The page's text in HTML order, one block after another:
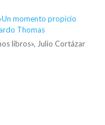
momento propicio
Thomas
libros», Julio Cortázar